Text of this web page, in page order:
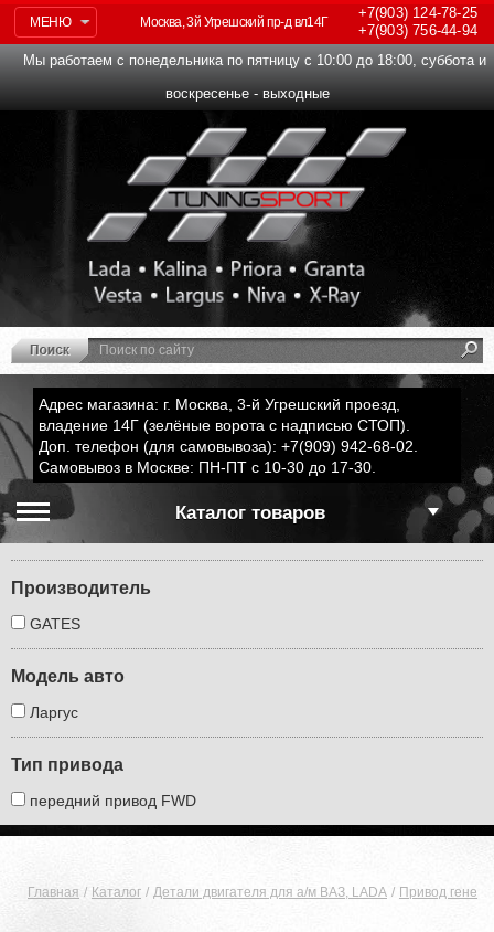
МЕНЮ
+7(903)124-78-25
+7(903)756-44-94
Москва, 3й Угрешский пр-д вл14Г
Мы работаем с понедельника по пятницу с 10:00 до 18:00, суббота и
воскресенье - выходные
Адрес магазина: г. Москва, 3-й Угрешский проезд,
владение 14Г (зелёные ворота с надписью СТОП).
Доп. телефон (для самовывоза): +7(909) 942-68-02.
Самовывоз в Москве: ПН-ПТ с 10-30 до 17-30.
Каталог товаров
Производитель
GATES
Модель авто
Ларгус
Тип привода
передний привод FWD
Главная Каталог Детали двигателя для а/м ВАЗ, LADA Привод